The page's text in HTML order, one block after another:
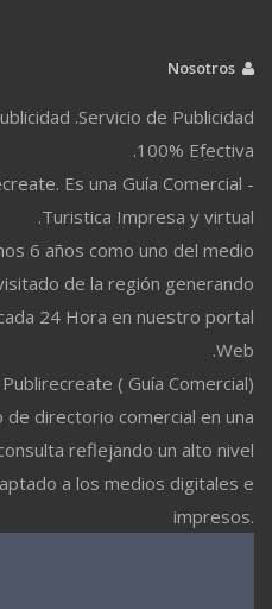
.Servicio de Publicidad
100% Efectiva.
Es una Guía Comercial -
Turistica Impresa y virtual.
6 años como uno del medio
de la región generando
24 Hora en nuestro portal
Web.
( Guía Comercial)
de directorio comercial en una
reflejando un alto nivel
a los medios digitales e
impresos.